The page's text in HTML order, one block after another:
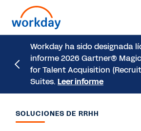
Workday ha sido designada
informe 2026 Gartner®
for Talent Acquisition
Suites. Leer informe
SOLUCIONES DE RRHH